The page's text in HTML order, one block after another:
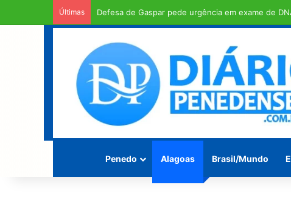
Últimas Defesa de Gaspar pede urgência em exame de
Penedo Alagoas Brasil/Mundo